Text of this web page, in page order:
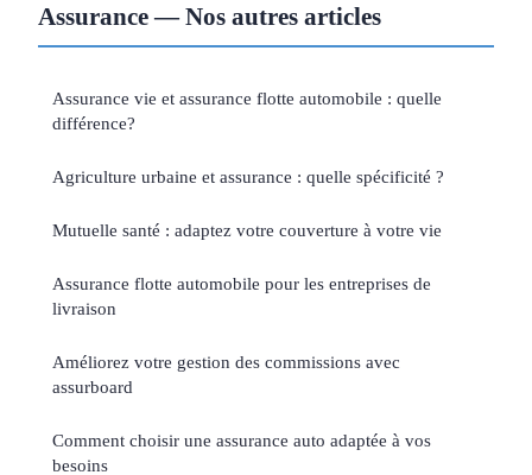
Assurance — Nos autres articles
Assurance vie et assurance flotte automobile : quelle
différence?
Agriculture urbaine et assurance : quelle spécificité ?
Mutuelle santé : adaptez votre couverture à votre vie
Assurance flotte automobile pour les entreprises de
livraison
Améliorez votre gestion des commissions avec
assurboard
Comment choisir une assurance auto adaptée à vos
besoins